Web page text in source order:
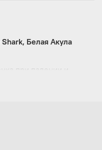
Белая Акула
при падении и
при езде на
беговелах и
деткой ручки